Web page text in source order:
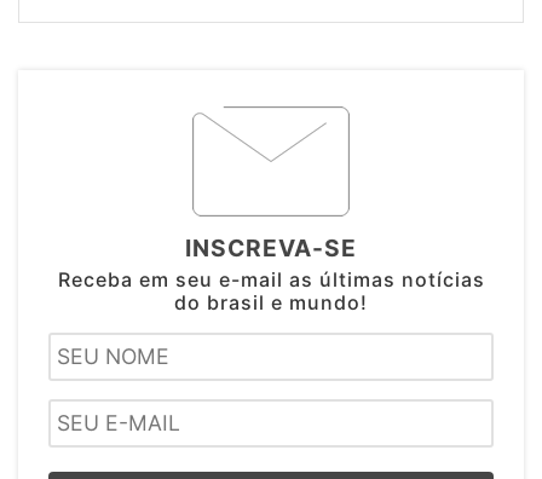
INSCREVA-SE
Receba em seu e-mail as últimas notícias
do brasil e mundo!